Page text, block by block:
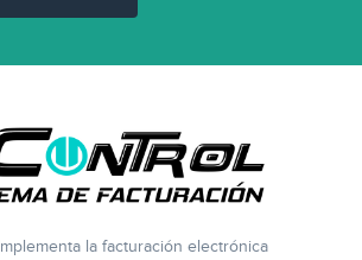
Implementa la facturación electrónica